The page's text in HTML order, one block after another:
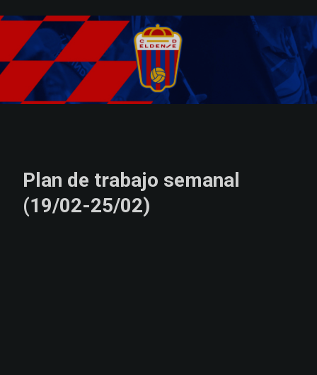
Plan de trabajo semanal
(19/02-25/02)